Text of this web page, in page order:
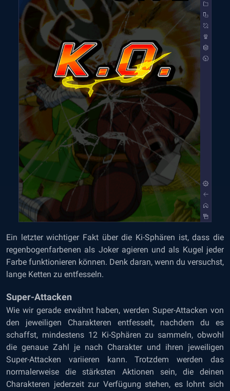
Ein letzter wichtiger Fakt über die Ki-Sphären ist, dass die
regenbogenfarbenen als Joker agieren und als Kugel jeder
Farbe funktionieren können. Denk daran, wenn du versuchst,
lange Ketten zu entfesseln.
Super-Attacken
Wie wir gerade erwähnt haben, werden Super-Attacken von
den jeweiligen Charakteren entfesselt, nachdem du es
schaffst, mindestens 12 Ki-Sphären zu sammeln, obwohl
die genaue Zahl je nach Charakter und ihren jeweiligen
Super-Attacken variieren kann. Trotzdem werden das
normalerweise die stärksten Aktionen sein, die deinen
Charakteren jederzeit zur Verfügung stehen, es lohnt sich